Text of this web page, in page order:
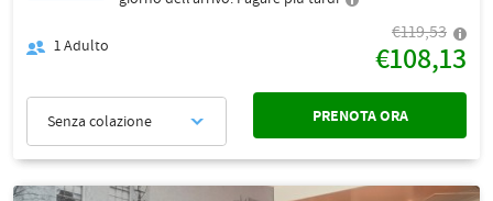
1Adulto
€119,53
€108,13
Senza colazione PRENOTA ORA